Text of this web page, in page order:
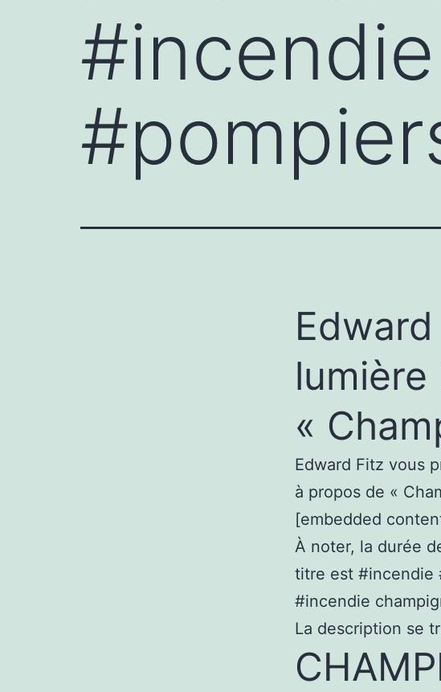
«
Edward Fitz vous
à propos de «
[embedded
À noter, la durée
titre est #incendie
#incendie
La description se